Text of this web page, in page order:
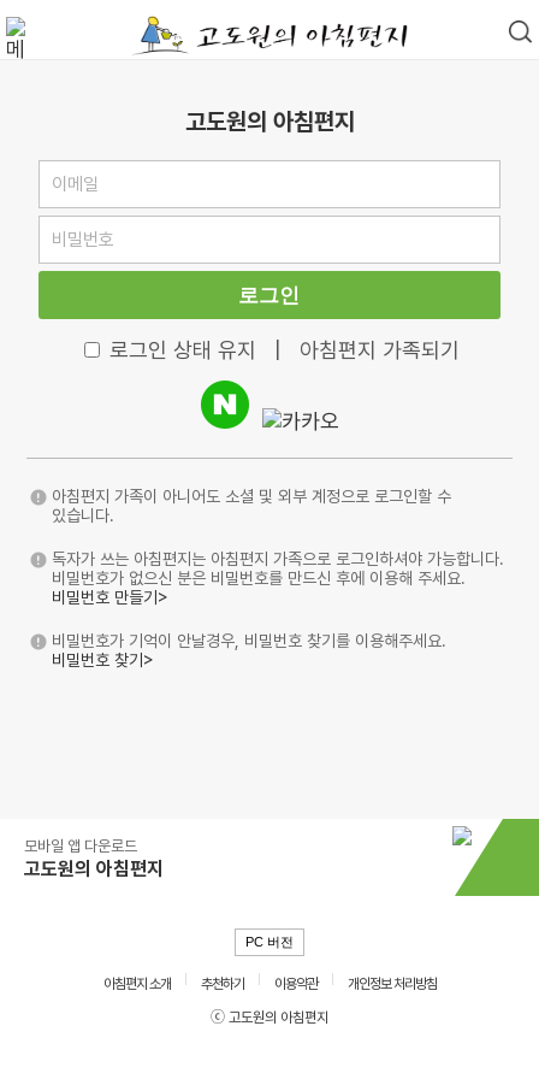
고도원의 아침편지
로그인
로그인 상태 유지 아침편지 가족되기
아침편지 가족이 아니어도 소셜 및 외부 계정으로 로그인할 수
있습니다.
독자가 쓰는 아침편지는 아침편지 가족으로 로그인하셔야 가능합니다.
비밀번호가 없으신 분은 비밀번호를 만드신 후에 이용해 주세요.
비밀번호 만들기>
비밀번호가 기억이 안날경우, 비밀번호 찾기를 이용해주세요.
비밀번호 찾기>
모바일 앱 다운로드
고도원의 아침편지
PC 버전
아침편지 소개 추천하기 이용약관
개인정보 처리방침
ⓒ 고도원의 아침편지